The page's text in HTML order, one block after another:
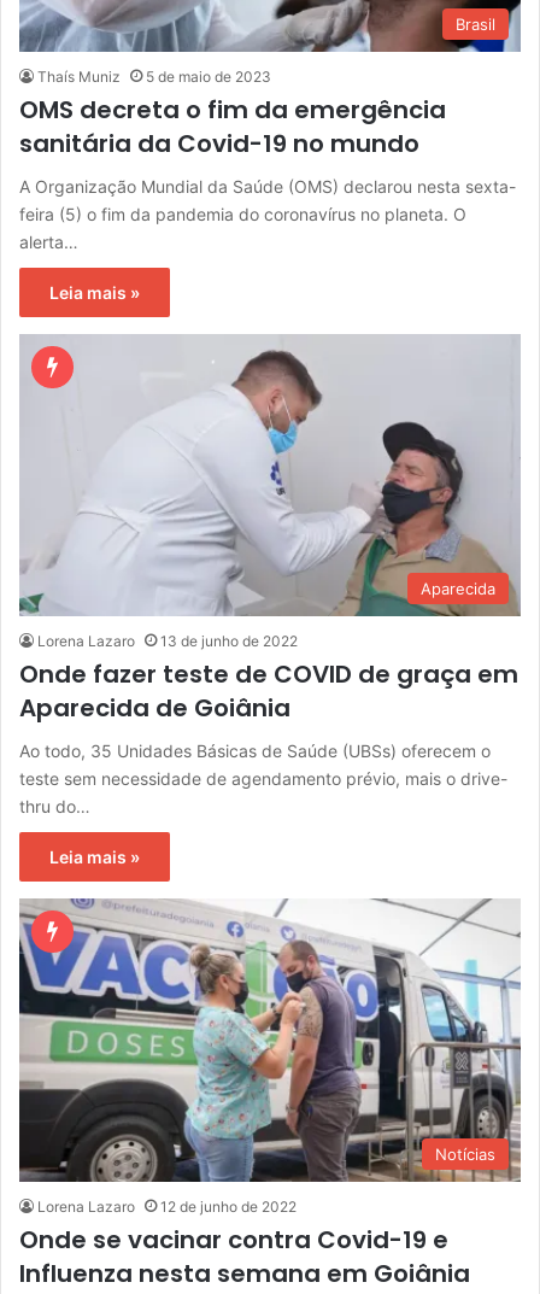
Brasil
Thaís Muniz 5 de maio de 2023
OMS decreta o fim da emergência
sanitária da Covid-19 no mundo
A Organização Mundial da Saúde (OMS) declarou nesta sexta-
feira (5) o fim da pandemia do coronavírus no planeta. O
alerta…
Leia mais »
Aparecida
Lorena Lazaro 13 de junho de 2022
Onde fazer teste de COVID de graça em
Aparecida de Goiânia
Ao todo, 35 Unidades Básicas de Saúde (UBSs) oferecem o
teste sem necessidade de agendamento prévio, mais o drive-
thru do…
Leia mais »
Notícias
Lorena Lazaro 12 de junho de 2022
Onde se vacinar contra Covid-19 e
Influenza nesta semana em Goiânia